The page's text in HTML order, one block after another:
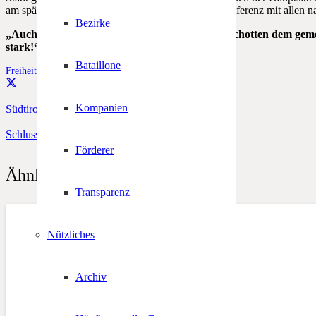
Bezirke
Bataillone
Kompanien
Förderer
Transparenz
Nützliches
Archiv
am späten Nachmittag eine internationale Pressekonferenz mit allen
„Auch wir Tiroler werden zusammen mit den Schotten dem
stark!“
Freiheit Schottland,Unabhängigkeitstag
Südtiroler Teil der längsten Menschenkette der Welt
Schluss mit faschistischen Zweitnamen
Ähnliche Beiträge